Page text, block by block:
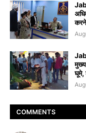
घूमे,
COMMENTS